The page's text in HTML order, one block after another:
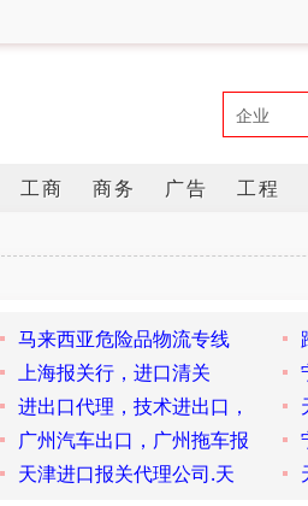
工商 商务 广告 工程
马来西亚危险品物流专线
上海报关行，进口清关
进出口代理，技术进出口，
广州汽车出口，广州拖车报
天津进口报关代理公司.天